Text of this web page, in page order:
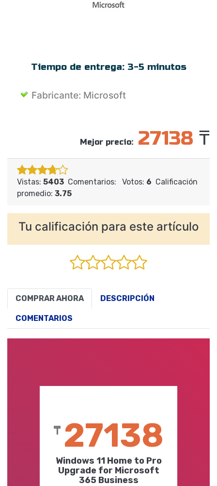
Tiempo de entrega: 3-5 minutos
Fabricante: Microsoft
Mejor precio: 27138 ₸
Vistas: 5403 Comentarios: Votos: 6 Calificación
promedio: 3.75
Tu calificación para este artículo
COMPRAR AHORA DESCRIPCIÓN
COMENTARIOS
₸ 27138
Windows 11 Home to Pro
Upgrade for Microsoft
365 Business